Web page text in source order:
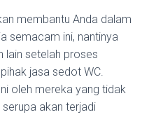
membantu Anda dalam
semacam ini, nantinya
lain setelah proses
jasa sedot WC.
oleh mereka yang tidak
akan terjadi